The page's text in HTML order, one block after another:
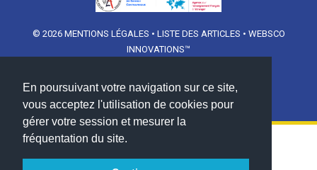
En poursuivant votre navigation sur ce site,
vous acceptez l'utilisation de cookies pour
gérer votre session et mesurer la
fréquentation du site.
© 2026 MENTIONS LÉGALES • LISTE DES ARTICLES • WEBSCO
INNOVATIONS™